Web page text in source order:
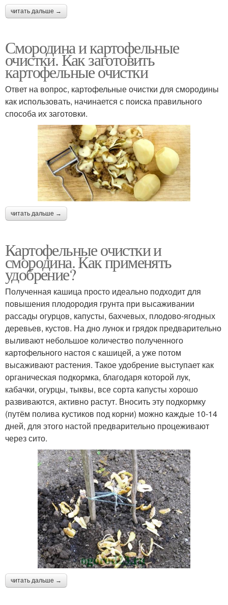
читать дальше →
Смородина и картофельные
очистки. Как заготовить
картофельные очистки
Ответ на вопрос, картофельные очистки для смородины
как использовать, начинается с поиска правильного
способа их заготовки.
читать дальше →
Картофельные очистки и
смородина. Как применять
удобрение?
Полученная кашица просто идеально подходит для
повышения плодородия грунта при высаживании
рассады огурцов, капусты, бахчевых, плодово-ягодных
деревьев, кустов. На дно лунок и грядок предварительно
выливают небольшое количество полученного
картофельного настоя с кашицей, а уже потом
высаживают растения. Такое удобрение выступает как
органическая подкормка, благодаря которой лук,
кабачки, огурцы, тыквы, все сорта капусты хорошо
развиваются, активно растут. Вносить эту подкормку
(путём полива кустиков под корни) можно каждые 10-14
дней, для этого настой предварительно процеживают
через сито.
читать дальше →